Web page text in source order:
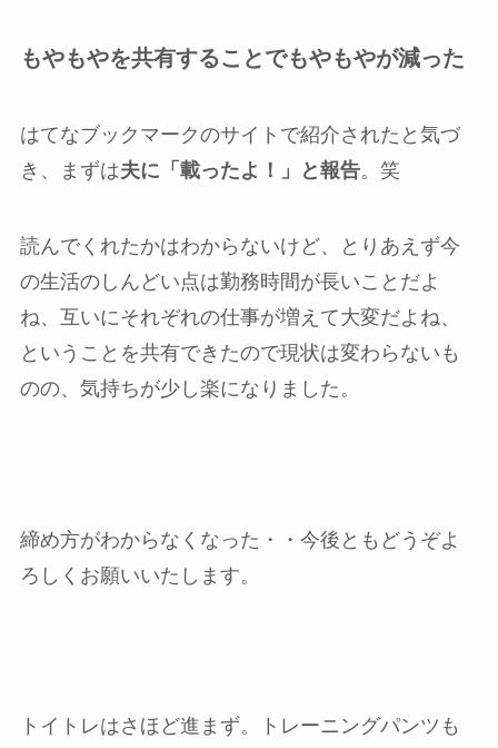
もやもやを共有することでもやもやが減った
はてなブックマークのサイトで紹介されたと気づ
き、まずは夫に「載ったよ！」と報告。笑
読んでくれたかはわからないけど、とりあえず今
の生活のしんどい点は勤務時間が長いことだよ
ね、互いにそれぞれの仕事が増えて大変だよね、
ということを共有できたので現状は変わらないも
のの、気持ちが少し楽になりました。
締め方がわからなくなった・・今後ともどうぞよ
ろしくお願いいたします。
トイトレはさほど進まず。トレーニングパンツも